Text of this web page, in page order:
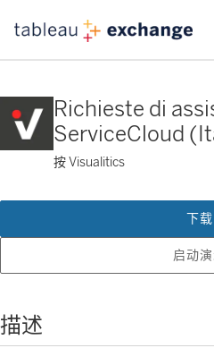
Richieste di
ServiceCloud
按 Visualitics
启动
下载
描述